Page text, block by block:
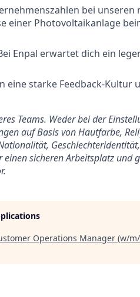
bei unseren
einer Photovoltaikanlage
Enpal erwartet dich ein
eine starke Feedback-Kultur
Teams. Weder bei der
auf Basis von Hautfarbe,
sicheren Arbeitsplatz und
Operations Manager (w/